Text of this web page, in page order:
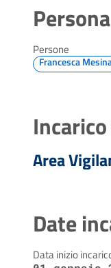
Persone
Francesca
Area
Date
Data inizio